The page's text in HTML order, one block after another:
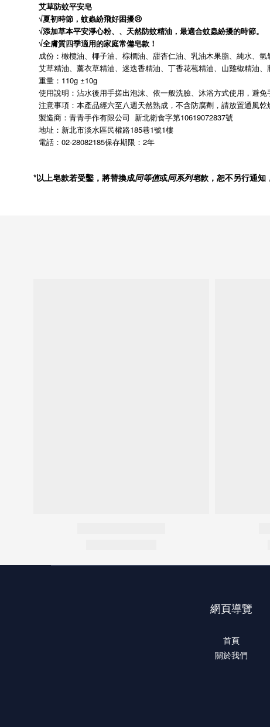
艾草防蚊平安皂
√夏初時節，蚊蟲紛飛好困擾😣
√添加草本平安淨心粉、、天然防蚊精油，最適合蚊蟲紛擾的時節。
√全膚質四季適用的家庭常備皂款！
成份：橄欖油、椰子油、棕櫚油、甜杏仁油、乳油木果脂、純水、氫
艾草精油、薰衣草精油、迷迭香精油、丁香花苞精油、山雞椒精油
重量：110g ±10g
使用說明：沾水後用手搓出泡沫、依一般洗臉、沐浴方式使用，避免
注意事項：本產品經六至八週天然熟成，不含防腐劑，請放置通風乾
製造商：青青手作有限公司 新北衛食字第10619072837號
地址：新北市淡水區民權路185巷1號1樓
電話：02-28082185保存期限：2年
*以上皂款若受鑿，將替換成同等值或同系列皂款，恕不另行通知
網頁導覽
首頁
關於我們